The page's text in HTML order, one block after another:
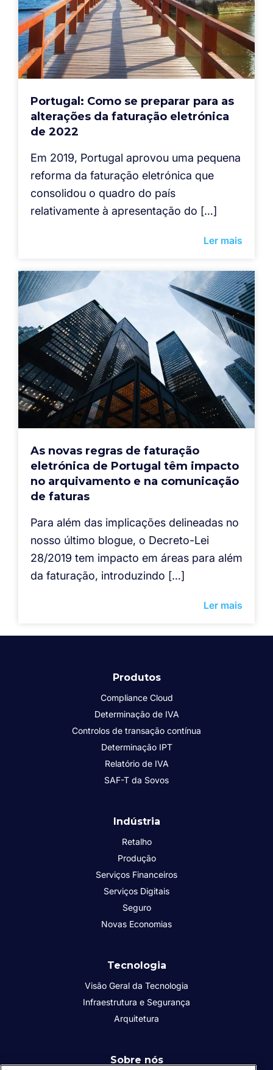
Portugal: Como se preparar para as
alterações da faturação eletrónica
de 2022
Em 2019, Portugal aprovou uma pequena
reforma da faturação eletrónica que
consolidou o quadro do país
relativamente à apresentação do […]
Ler mais
As novas regras de faturação
eletrónica de Portugal têm impacto
no arquivamento e na comunicação
de faturas
Para além das implicações delineadas no
nosso último blogue, o Decreto-Lei
28/2019 tem impacto em áreas para além
da faturação, introduzindo […]
Ler mais
Produtos
Compliance Cloud
Determinação de IVA
Controlos de transação contínua
Determinação IPT
Relatório de IVA
SAF-T da Sovos
Indústria
Retalho
Produção
Serviços Financeiros
Serviços Digitais
Seguro
Novas Economias
Tecnologia
Visão Geral da Tecnologia
Infraestrutura e Segurança
Arquitetura
Sobre nós